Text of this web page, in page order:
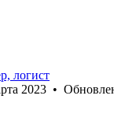
логист
2023 •